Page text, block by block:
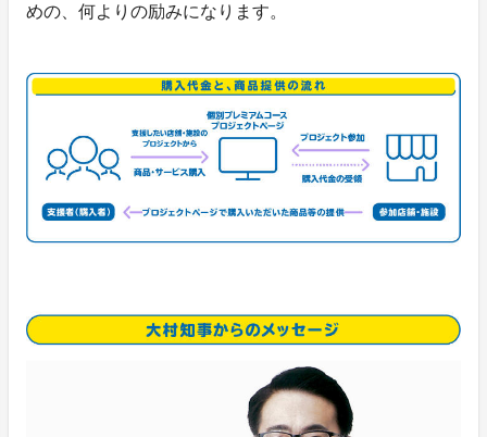
めの、何よりの励みになります。